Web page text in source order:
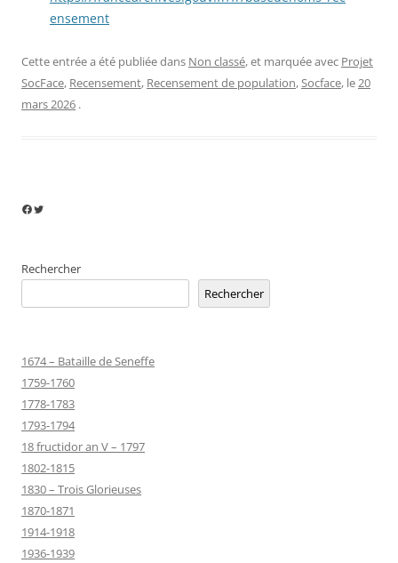
ensement
Cette entrée a été publiée dans Non classé, et marquée avec Projet
SocFace, Recensement, Recensement de population,Socface, le20
mars 2026 .
Facebook
Twitter
Rechercher
Rechercher
1674 – Bataille de Seneffe
1759-1760
1778-1783
1793-1794
18 fructidor an V – 1797
1802-1815
1830 – Trois Glorieuses
1870-1871
1914-1918
1936-1939